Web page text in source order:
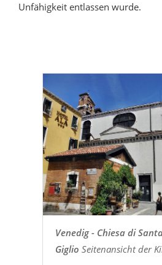
Unfähigkeit entlassen wurde.
Venedig - Chiesa di
Giglio Seitenansicht der